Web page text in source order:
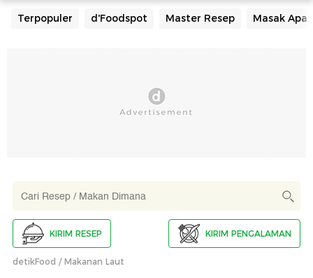
Terpopuler d'Foodspot Master Resep Masak Apa
KIRIM RESEP KIRIM PENGALAMAN
detikFood Makanan Laut